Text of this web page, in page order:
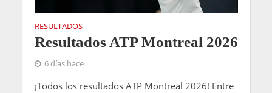
RESULTADOS
Resultados ATP Montreal 2026
6 días hace
¡Todos los resultados ATP Montreal 2026! Entre